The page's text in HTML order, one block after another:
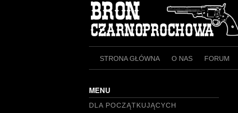
STRONA GŁÓWNA O NAS FORUM
MENU
DLA POCZĄTKUJĄCYCH